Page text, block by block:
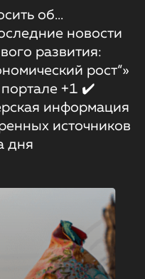
об...
новости
развития:
рост“»
портале +1 ✔️
информация
источников
дня